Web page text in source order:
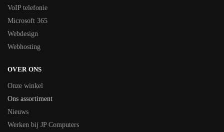
VoIP telefonie
Microsoft 365
Webdesign
Webhosting
OVER ONS
Onze winkel
Ons assortiment
Nieuws
Werken bij JP Computers